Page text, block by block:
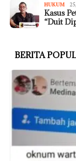
HUKUM
Kasus
“Duit
BERITA